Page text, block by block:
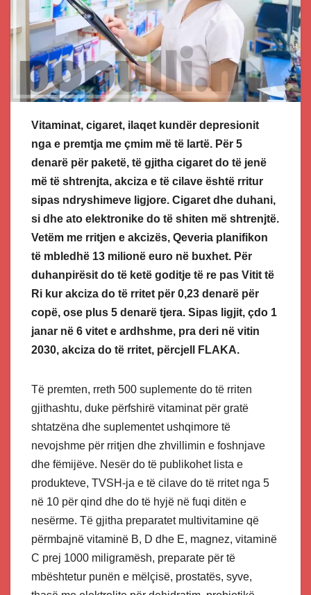
Vitaminat, cigaret, ilaqet kundër depresionit
nga e premtja me çmim më të lartë. Për 5
denarë për paketë, të gjitha cigaret do të jenë
më të shtrenjta, akciza e të cilave është rritur
sipas ndryshimeve ligjore. Cigaret dhe duhani,
si dhe ato elektronike do të shiten më shtrenjtë.
Vetëm me rritjen e akcizës, Qeveria planifikon
të mbledhë 13 milionë euro në buxhet. Për
duhanpirësit do të ketë goditje të re pas Vitit të
Ri kur akciza do të rritet për 0,23 denarë për
copë, ose plus 5 denarë tjera. Sipas ligjit, çdo 1
janar në 6 vitet e ardhshme, pra deri në vitin
2030, akciza do të rritet, përcjell FLAKA.
Të premten, rreth 500 suplemente do të rriten
gjithashtu, duke përfshirë vitaminat për gratë
shtatzëna dhe suplementet ushqimore të
nevojshme për rritjen dhe zhvillimin e foshnjave
dhe fëmijëve. Nesër do të publikohet lista e
produkteve, TVSH-ja e të cilave do të rritet nga 5
në 10 për qind dhe do të hyjë në fuqi ditën e
nesërme. Të gjitha preparatet multivitamine që
përmbajnë vitaminë B, D dhe E, magnez, vitaminë
C prej 1000 miligramësh, preparate për të
mbështetur punën e mëlçisë, prostatës, syve,